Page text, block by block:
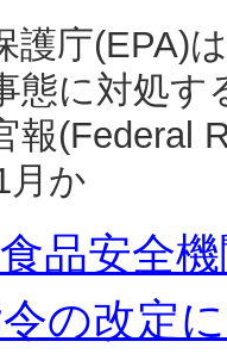
庁(EPA)
態に対処
報(Federal
月か
品安全
の改定